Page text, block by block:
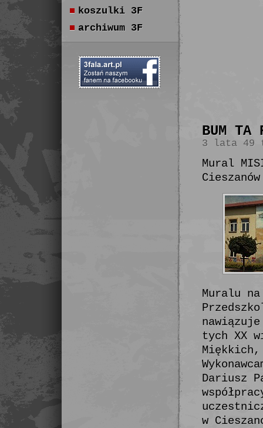
BUM TA
3 lata 49
Mural
Muralu
tych XX
Miękkich,
Dariusz
w
koszulki 3F
archiwum 3F